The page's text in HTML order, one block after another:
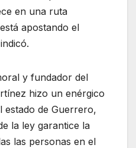
en una ruta
apostando el
y fundador del
hizo un enérgico
estado de Guerrero,
la ley garantice la
las personas en el